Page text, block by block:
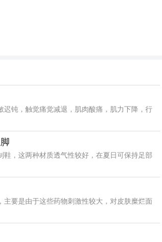
迟钝，触觉痛觉减退，肌肉酸痛，肌力下降，行
鞋，这两种材质透气性较好，在夏日可保持足部
主要是由于这些药物刺激性较大，对皮肤糜烂面